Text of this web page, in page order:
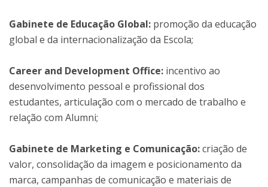
Gabinete de Educação Global: promoção da educação
global e da internacionalização da Escola;
Career and Development Office: incentivo ao
desenvolvimento pessoal e profissional dos
estudantes, articulação com o mercado de trabalho e
relação com Alumni;
Gabinete de Marketing e Comunicação:criação de
valor, consolidação da imagem e posicionamento da
marca, campanhas de comunicação e materiais de